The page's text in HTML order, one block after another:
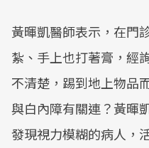
黃暉凱醫師表示，在門
紮、手上也打著膏，經
不清楚，踢到地上物品
與白內障有關連？黃暉
發現視力模糊的病人，